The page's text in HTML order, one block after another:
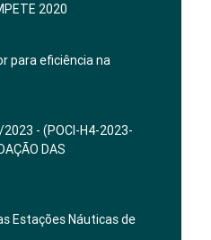
2020
para eficiência na
- (POCI-H4-2023-
DAS
Estações Náuticas de